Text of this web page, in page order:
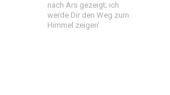
nach Ars gezeigt; ich
werde Dir den Weg zum
Himmel zeigen'